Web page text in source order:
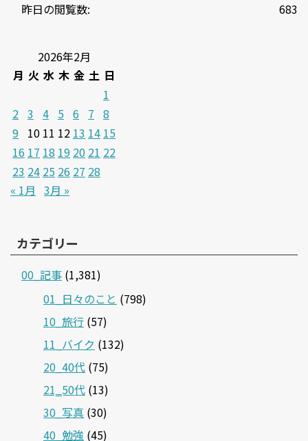
683
昨日の閲覧数:
2026年2月
月 火 水 木 金 土 日
1
2 3 4 5 6 7 8
9 10 11 12 13 14 15
16 17 18 19 20 21 22
23 24 25 26 27 28
« 1月 3月 »
カテゴリー
00_記事 (1,381)
01_日々のこと (798)
10_旅行 (57)
11_バイク (132)
20_40代 (75)
21‗50代 (13)
30_写真 (30)
40_勉強 (45)